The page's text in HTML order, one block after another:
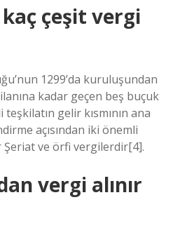
çeşit vergi
1299’da kuruluşundan
ilanına kadar geçen beş buçuk
teşkilatın gelir kısmının ana
açısından iki önemli
Şeriat ve örfi vergilerdir[4].
vergi alınır